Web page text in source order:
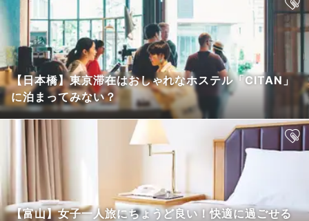
【日本橋】東京滞在はおしゃれなホステル「CITAN」
に泊まってみない？
【富山】女子一人旅にちょうど良い！快適に過ごせる